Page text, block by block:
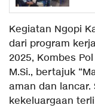
Kegiatan Ngopi
dari program
2025, Kombes
M.Si., bertajuk
aman dan
kekeluargaan